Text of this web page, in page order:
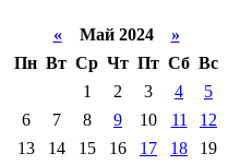
«Май 2024 »
Пн Вт Ср Чт Пт Сб Вс
1
2 3 4
5
6
7 8 9 10 11
12
13
14 15 16 17 18
19